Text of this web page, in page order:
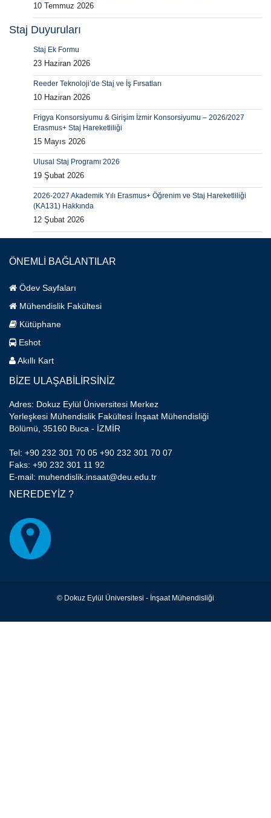
10 Temmuz 2026
Staj Duyuruları
Staj Ek Formu
23 Haziran 2026
Reeder Teknoloji’de Staj ve İş Fırsatları
10 Haziran 2026
Frigya Konsorsiyumu & Girişim İzmir Konsorsiyumu – 2026/2027
Erasmus+ Staj Hareketliliği
15 Mayıs 2026
Ulusal Staj Programı 2026
19 Şubat 2026
2026-2027 Akademik Yılı Erasmus+ Öğrenim ve Staj Hareketliliği
(KA131) Hakkında
12 Şubat 2026
ÖNEMLİ BAĞLANTILAR
Ödev Sayfaları
Mühendislik Fakültesi
Kütüphane
Eshot
Akıllı Kart
BİZE ULAŞABİLİRSİNİZ
Adres: Dokuz Eylül Üniversitesi Merkez
Yerleşkesi Mühendislik Fakültesi İnşaat Mühendisliği
Bölümü, 35160 Buca - İZMİR
Tel: +90 232 301 70 05 +90 232 301 70 07
Faks: +90 232 301 11 92
E-mail: muhendislik.insaat@deu.edu.tr
NEREDEYİZ ?
© Dokuz Eylül Üniversitesi - İnşaat Mühendisliği